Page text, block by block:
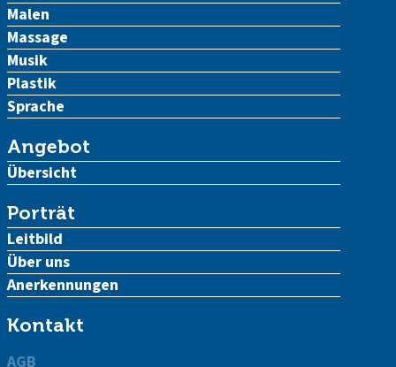
Malen
Massage
Musik
Plastik
Sprache
Angebot
Übersicht
Porträt
Leitbild
Über uns
Anerkennungen
Kontakt
AGB